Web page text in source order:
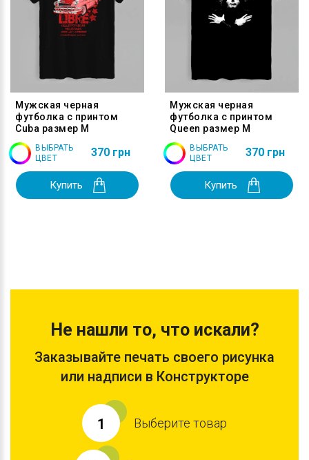
Мужская черная
футболка с принтом
Cuba размер M
ВЫБРАТЬ
ЦВЕТ
370 грн
Купить
Мужская черная
футболка с принтом
Queen размер M
ВЫБРАТЬ
ЦВЕТ
370 грн
Купить
Не нашли то, что искали?
Заказывайте печать своего рисунка
или надписи в Конструкторе
1 Выберите товар